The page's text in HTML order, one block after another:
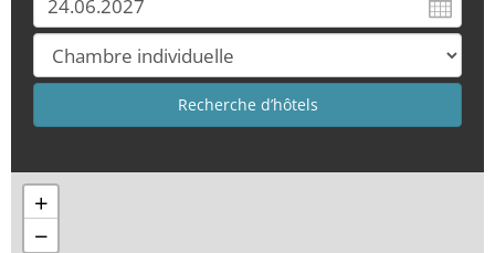
+
−